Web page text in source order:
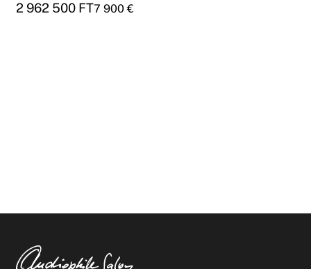
2 962 500 FT7 900€